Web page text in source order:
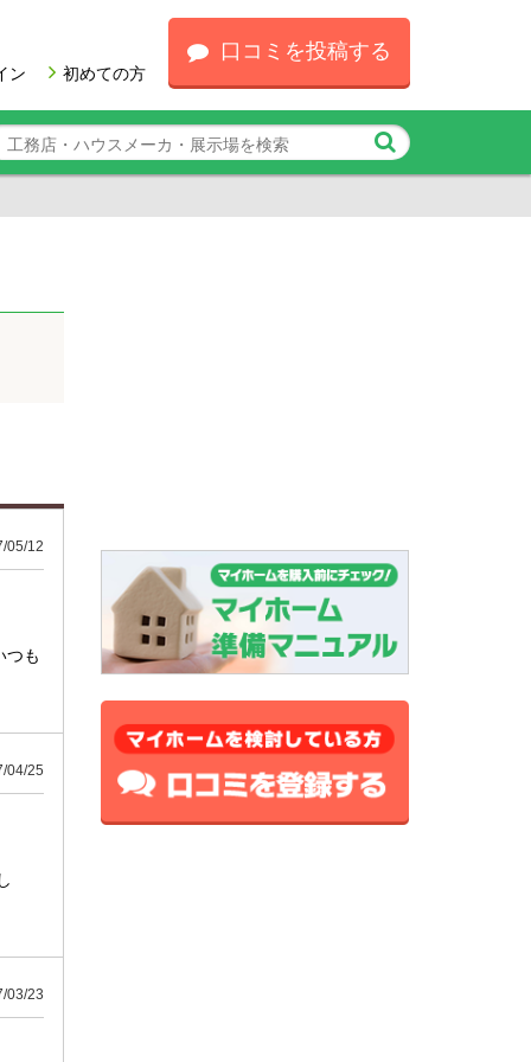
ン 初めての方
口コミを投稿する
05/12
つも
04/25
03/23